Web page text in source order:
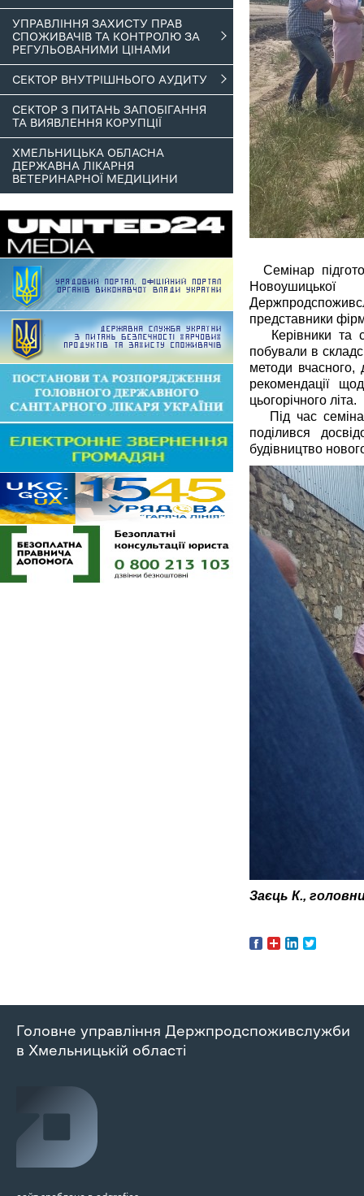
УПРАВЛІННЯ ЗАХИСТУ ПРАВ
СПОЖИВАЧІВ ТА КОНТРОЛЮ ЗА
РЕГУЛЬОВАНИМИ ЦІНАМИ
СЕКТОР ВНУТРІШНЬОГО АУДИТУ
СЕКТОР З ПИТАНЬ ЗАПОБІГАННЯ
ТА ВИЯВЛЕННЯ КОРУПЦІЇ
ХМЕЛЬНИЦЬКА ОБЛАСНА
ДЕРЖАВНА ЛІКАРНЯ
ВЕТЕРИНАРНОЇ МЕДИЦИНИ
Семінар
Новоушицької
представники
Керівники та
побували в
методи вчасного,
рекомендації
цьогорічного літа.
Під час
поділився
будівництво
Заєць К.,
Головне управління Держпродспоживслужби
в Хмельницькій області